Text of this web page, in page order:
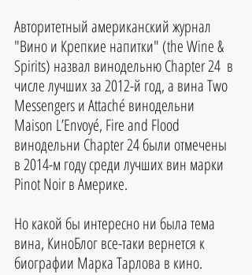
Авторитетный американский журнал
"Вино и Крепкие напитки" (the Wine &
Spirits) назвал винодельню Chapter 24  в
числе лучших за 2012-й год, а вина Two
Messengers и Attaché винодельни
Maison L’Envoyé, Fire and Flood
винодельни Chapter 24 были отмечены
в 2014-м году среди лучших вин марки
Pinot Noir в Америке.
Но какой бы интересно ни была тема
вина, КиноБлог все-таки вернется к
биографии Марка Тарлова в кино.